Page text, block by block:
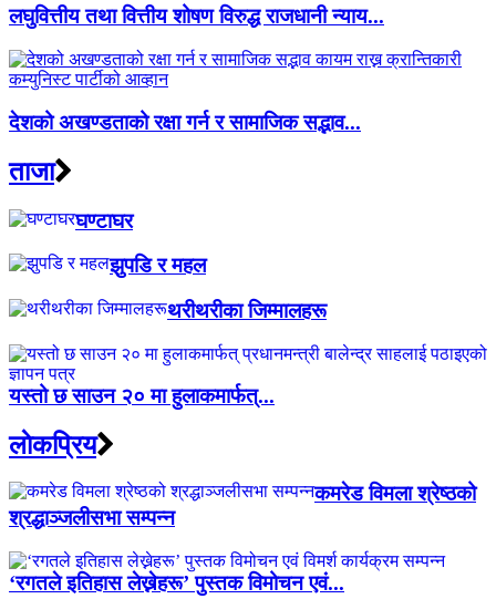
लघुवित्तीय तथा वित्तीय शोषण विरुद्ध राजधानी न्याय...
देशको अखण्डताको रक्षा गर्न र सामाजिक सद्भाव...
ताजा
घण्टाघर
झुपडि र महल
थरीथरीका जिम्मालहरू
यस्तो छ साउन २० मा हुलाकमार्फत्...
लाेकप्रिय
कमरेड विमला श्रेष्ठको
श्रद्धाञ्जलीसभा सम्पन्न
‘रगतले इतिहास लेख्नेहरू’ पुस्तक विमोचन एवं...